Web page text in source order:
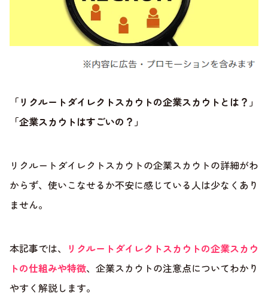
「リクルートダイレクトスカウトの企業スカウトとは？」
「企業スカウトはすごいの？」
リクルートダイレクトスカウトの企業スカウトの詳細がわ
からず、使いこなせるか不安に感じている人は少なくあり
ません。
本記事では、 リクルートダイレクトスカウトの企業スカウ
トの仕組みや特徴、企業スカウトの注意点についてわかり
やすく解説します。